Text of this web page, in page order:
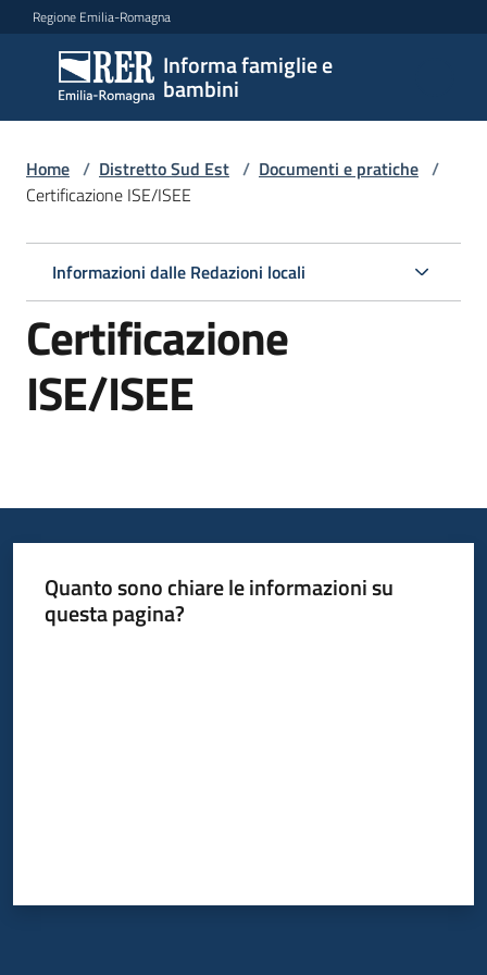
Vai al contenuto
Vai alla navigazione
Vai al footer
Regione Emilia-Romagna
Informa famiglie e
bambini
Informa
famiglie
e
bambini
Argomenti
Servizi
Centri
locali
Home / Distretto Sud Est / Documenti e pratiche /
Certificazione ISE/ISEE
Informazioni dalle Redazioni locali
Certificazione
ISE/ISEE
Quanto sono chiare le informazioni su
questa pagina?